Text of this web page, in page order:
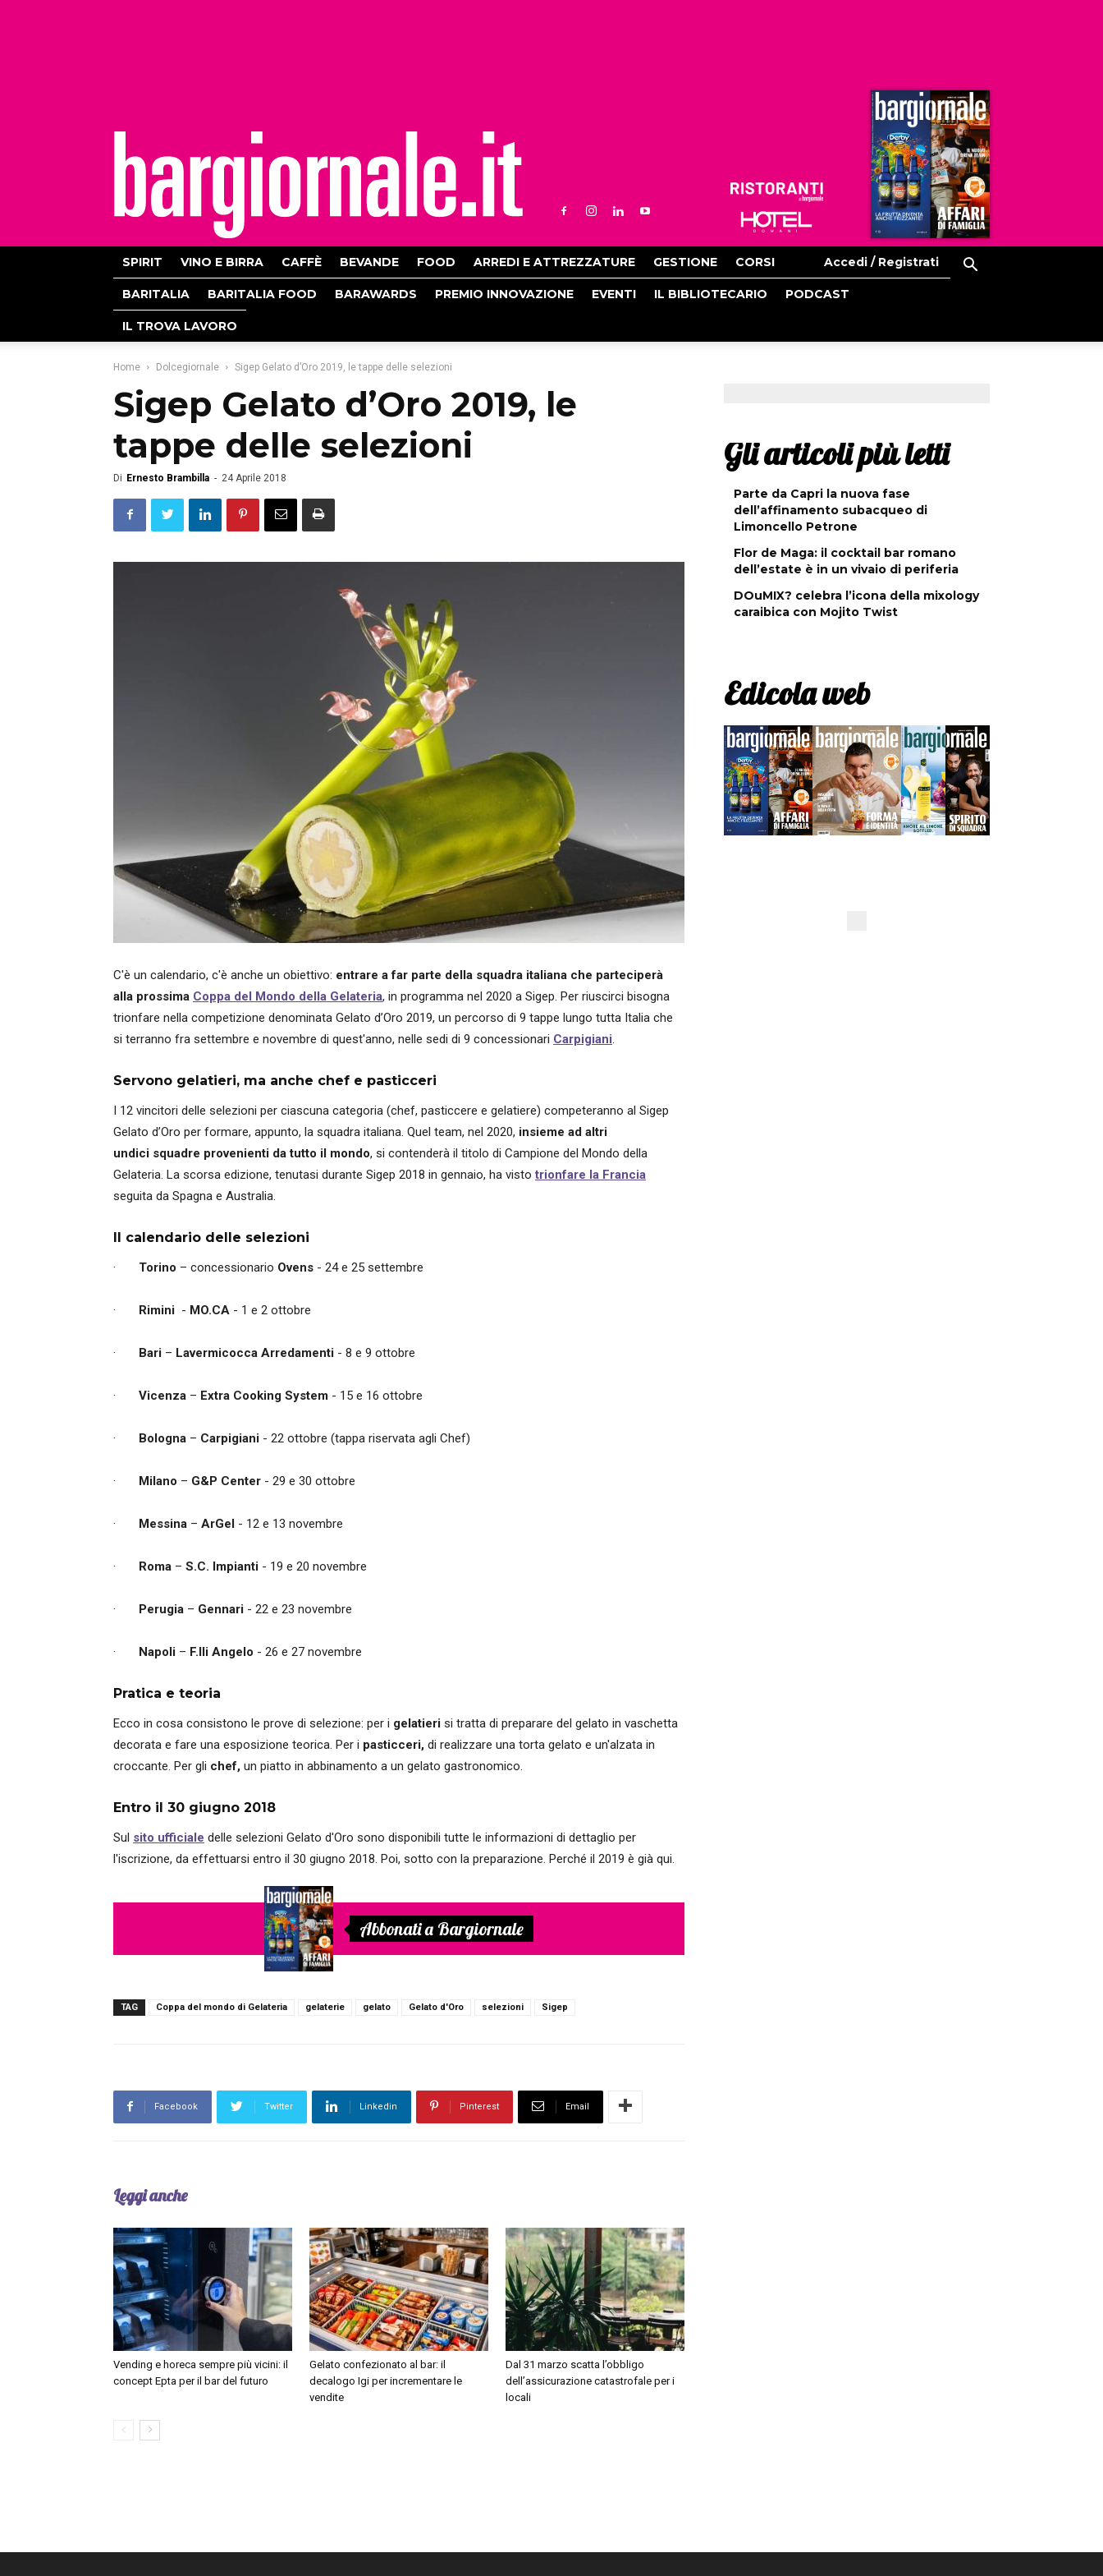
Ristoranti
Hoteldomani
SPIRIT VINO E BIRRA CAFFÈ BEVANDE FOOD ARREDI E ATTREZZATURE GESTIONE CORSI Accedi / Registrati
BARITALIA BARITALIA FOOD BARAWARDS PREMIO INNOVAZIONE EVENTI IL BIBLIOTECARIO PODCAST
IL TROVA LAVORO
Home Dolcegiornale Sigep Gelato d’Oro 2019, le tappe delle selezioni
Sigep Gelato d’Oro 2019, le
tappe delle selezioni
Di Ernesto Brambilla - 24 Aprile 2018
C'è un calendario, c'è anche un obiettivo: entrare a far parte della squadra italiana che parteciperà
alla prossima Coppa del Mondo della Gelateria, in programma nel 2020 a Sigep. Per riuscirci bisogna
trionfare nella competizione denominata Gelato d’Oro 2019, un percorso di 9 tappe lungo tutta Italia che
si terranno fra settembre e novembre di quest'anno, nelle sedi di 9 concessionari Carpigiani.
Servono gelatieri, ma anche chef e pasticceri
I 12 vincitori delle selezioni per ciascuna categoria (chef, pasticcere e gelatiere) competeranno al Sigep
Gelato d’Oro per formare, appunto, la squadra italiana. Quel team, nel 2020, insieme ad altri
undici squadre provenienti da tutto il mondo, si contenderà il titolo di Campione del Mondo della
Gelateria. La scorsa edizione, tenutasi durante Sigep 2018 in gennaio, ha vistotrionfare la Francia
seguita da Spagna e Australia.
Il calendario delle selezioni
· Torino – concessionario Ovens - 24 e 25 settembre
· Rimini - MO.CA - 1 e 2 ottobre
· Bari – Lavermicocca Arredamenti - 8 e 9 ottobre
· Vicenza – Extra Cooking System - 15 e 16 ottobre
· Bologna – Carpigiani - 22 ottobre (tappa riservata agli Chef)
· Milano – G&P Center - 29 e 30 ottobre
· Messina – ArGel - 12 e 13 novembre
· Roma – S.C. Impianti - 19 e 20 novembre
· Perugia – Gennari - 22 e 23 novembre
· Napoli – F.lli Angelo - 26 e 27 novembre
Pratica e teoria
Ecco in cosa consistono le prove di selezione: per i gelatieri si tratta di preparare del gelato in vaschetta
decorata e fare una esposizione teorica. Per i pasticceri, di realizzare una torta gelato e un'alzata in
croccante. Per gli chef, un piatto in abbinamento a un gelato gastronomico.
Entro il 30 giugno 2018
Sul sito ufficiale delle selezioni Gelato d'Oro sono disponibili tutte le informazioni di dettaglio per
l'iscrizione, da effettuarsi entro il 30 giugno 2018. Poi, sotto con la preparazione. Perché il 2019 è già qui.
Abbonati a Bargiornale
TAG Coppa del mondo di Gelateria gelaterie gelato Gelato d'Oro selezioni Sigep
Facebook Twitter Linkedin Pinterest Email
Leggi anche
Vending e horeca sempre più vicini: il
concept Epta per il bar del futuro
Gelato confezionato al bar: il
decalogo Igi per incrementare le
vendite
Dal 31 marzo scatta l’obbligo
dell’assicurazione catastrofale per i
locali
Gli articoli più letti
Parte da Capri la nuova fase
dell’affinamento subacqueo di
Limoncello Petrone
Flor de Maga: il cocktail bar romano
dell’estate è in un vivaio di periferia
DOuMIX? celebra l’icona della mixology
caraibica con Mojito Twist
Edicola web